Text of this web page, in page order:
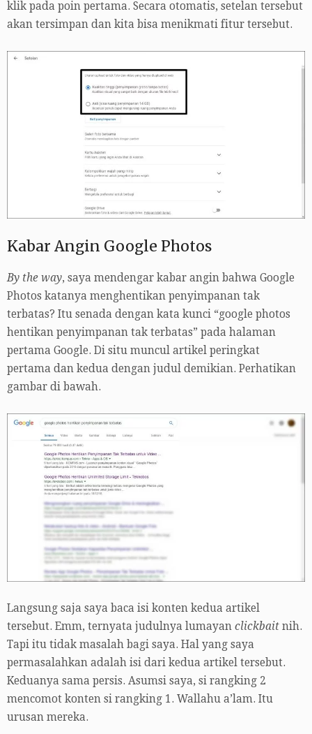
klik pada poin pertama. Secara otomatis, setelan tersebut
akan tersimpan dan kita bisa menikmati fitur tersebut.
Kabar Angin Google Photos
By the way, saya mendengar kabar angin bahwa Google
Photos katanya menghentikan penyimpanan tak
terbatas? Itu senada dengan kata kunci “google photos
hentikan penyimpanan tak terbatas” pada halaman
pertama Google. Di situ muncul artikel peringkat
pertama dan kedua dengan judul demikian. Perhatikan
gambar di bawah.
Langsung saja saya baca isi konten kedua artikel
tersebut. Emm, ternyata judulnya lumayan clickbait nih.
Tapi itu tidak masalah bagi saya. Hal yang saya
permasalahkan adalah isi dari kedua artikel tersebut.
Keduanya sama persis. Asumsi saya, si rangking 2
mencomot konten si rangking 1. Wallahu a’lam. Itu
urusan mereka.